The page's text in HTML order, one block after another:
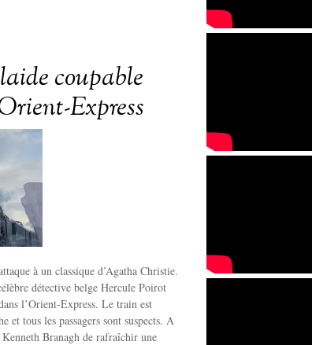
coupable
Express
à un classique d’Agatha Christie.
détective belge Hercule Poirot
l’Orient-Express. Le train est
et tous les passagers sont suspects. A
Branagh de rafraîchir une